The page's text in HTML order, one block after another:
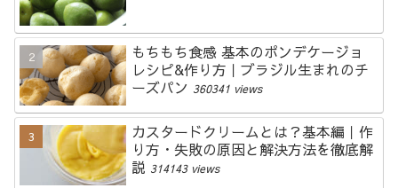
もちもち食感 基本のポンデケージョ
レシピ&作り方｜ブラジル生まれのチ
ーズパン 360341 views
カスタードクリームとは？基本編｜作
り方・失敗の原因と解決方法を徹底解
説 314143 views